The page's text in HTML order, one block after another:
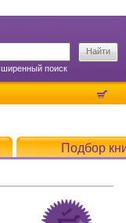
поиск
Подбор